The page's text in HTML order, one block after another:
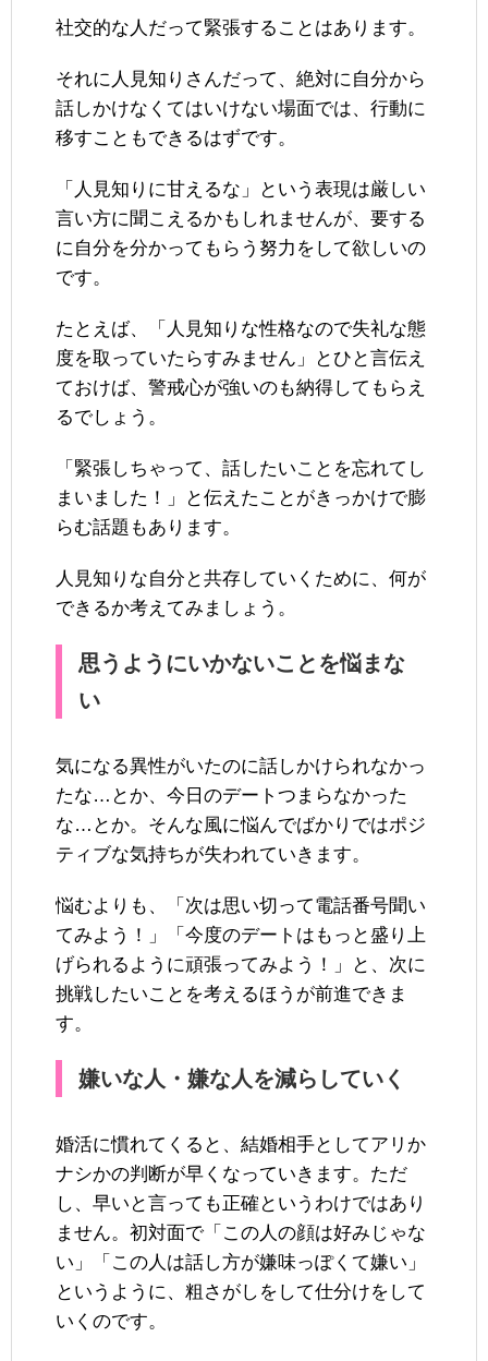
社交的な人だって緊張することはあります。
それに人見知りさんだって、絶対に自分から
話しかけなくてはいけない場面では、行動に
移すこともできるはずです。
「人見知りに甘えるな」という表現は厳しい
言い方に聞こえるかもしれませんが、要する
に自分を分かってもらう努力をして欲しいの
です。
たとえば、「人見知りな性格なので失礼な態
度を取っていたらすみません」とひと言伝え
ておけば、警戒心が強いのも納得してもらえ
るでしょう。
「緊張しちゃって、話したいことを忘れてし
まいました！」と伝えたことがきっかけで膨
らむ話題もあります。
人見知りな自分と共存していくために、何が
できるか考えてみましょう。
思うようにいかないことを悩まな
い
気になる異性がいたのに話しかけられなかっ
たな…とか、今日のデートつまらなかった
な…とか。そんな風に悩んでばかりではポジ
ティブな気持ちが失われていきます。
悩むよりも、「次は思い切って電話番号聞い
てみよう！」「今度のデートはもっと盛り上
げられるように頑張ってみよう！」と、次に
挑戦したいことを考えるほうが前進できま
す。
嫌いな人・嫌な人を減らしていく
婚活に慣れてくると、結婚相手としてアリか
ナシかの判断が早くなっていきます。ただ
し、早いと言っても正確というわけではあり
ません。初対面で「この人の顔は好みじゃな
い」「この人は話し方が嫌味っぽくて嫌い」
というように、粗さがしをして仕分けをして
いくのです。